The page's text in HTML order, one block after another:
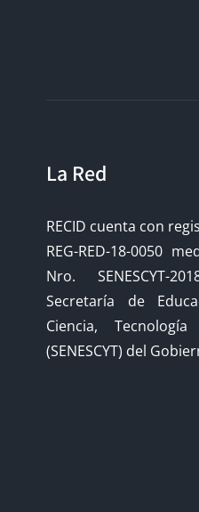
La Red
RECID cuenta con
REG-RED-18-0050
Nro. SENESCYT-
Secretaría de
Ciencia,
(SENESCYT) del